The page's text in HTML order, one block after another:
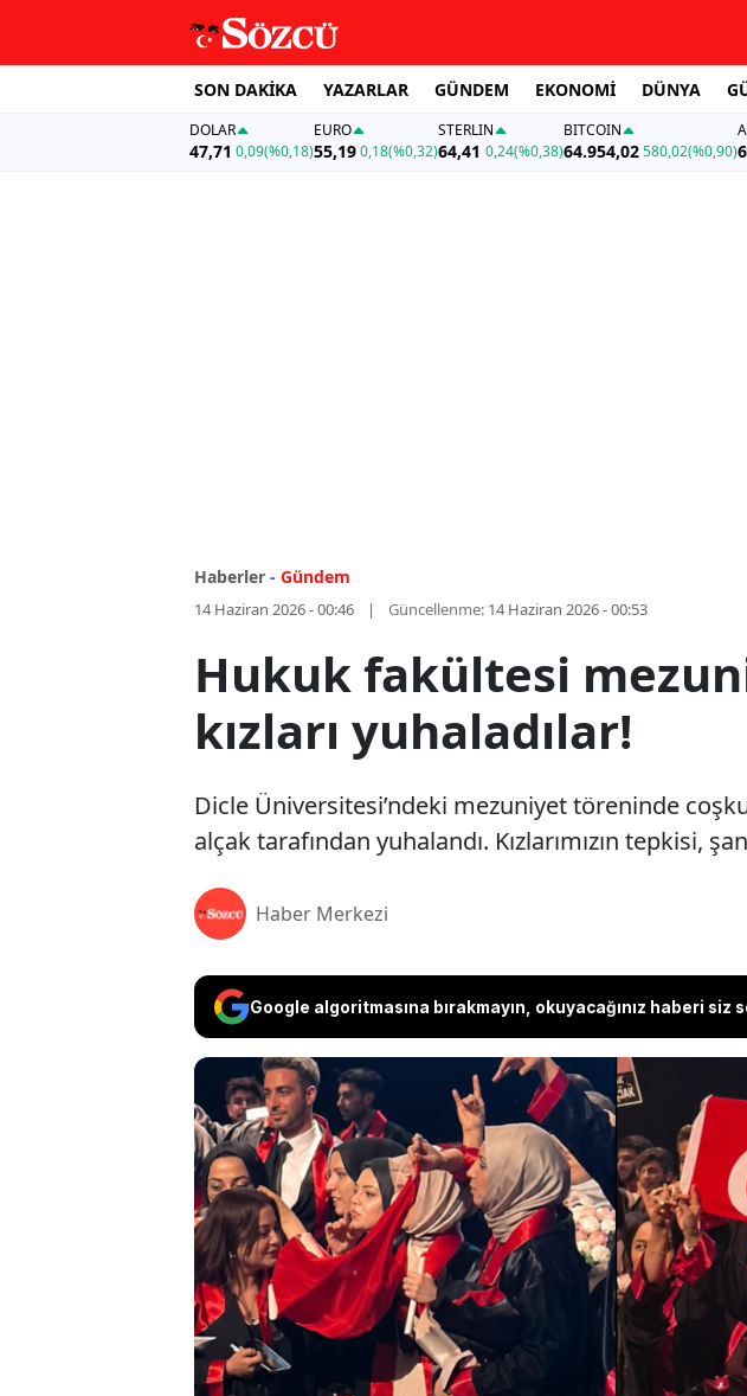
SON DAKİKA YAZARLAR GÜNDEM EKONOMİ DÜNYA
DOLAR
47,71 0,09(%0,18)
EURO
55,19 0,18(%0,32)
STERLIN
64,41 0,24(%0,38)
BITCOIN
64.954,02580,02(%0,90)
Haberler - Gündem
14 Haziran 2026 - 00:46 Güncellenme: 14 Haziran 2026 - 00:53
Hukuk fakültesi
kızları yuhaladılar!
Dicle Üniversitesi’ndeki mezuniyet töreninde
alçak tarafından yuhalandı. Kızlarımızın tepkisi,
Haber Merkezi
Google algoritmasına bırakmayın, okuyacağınız haberi siz
Dicle Üniversitesi’ndeki
Bayrağı açan hukukçu kızlar bir
tarafından yuhalandı. Kızlarımızın
öperek alınlarına koymak oldu.